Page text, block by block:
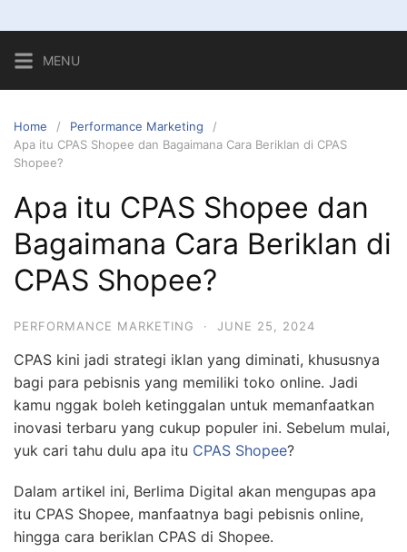
MENU
Home
Performance Marketing
Apa itu CPAS Shopee dan Bagaimana Cara Beriklan di CPAS
Shopee?
Apa itu CPAS Shopee dan
Bagaimana Cara Beriklan di
CPAS Shopee?
PERFORMANCE MARKETING · JUNE 25, 2024
CPAS kini jadi strategi iklan yang diminati, khususnya
bagi para pebisnis yang memiliki toko online. Jadi
kamu nggak boleh ketinggalan untuk memanfaatkan
inovasi terbaru yang cukup populer ini. Sebelum mulai,
yuk cari tahu dulu apa itu CPAS Shopee?
Dalam artikel ini, Berlima Digital akan mengupas apa
itu CPAS Shopee, manfaatnya bagi pebisnis online,
hingga cara beriklan CPAS di Shopee.